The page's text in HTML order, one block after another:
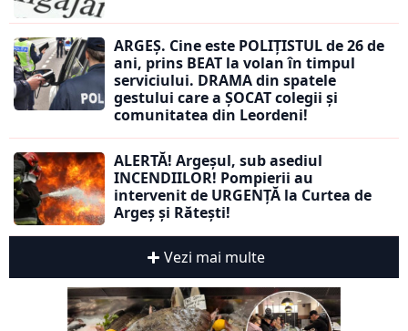
ARGEȘ. Cine este POLIȚISTUL de 26 de
ani, prins BEAT la volan în timpul
serviciului. DRAMA din spatele
gestului care a ȘOCAT colegii și
comunitatea din Leordeni!
ALERTĂ! Argeșul, sub asediul
INCENDIILOR! Pompierii au
intervenit de URGENȚĂ la Curtea de
Argeș și Rătești!
Vezi mai multe